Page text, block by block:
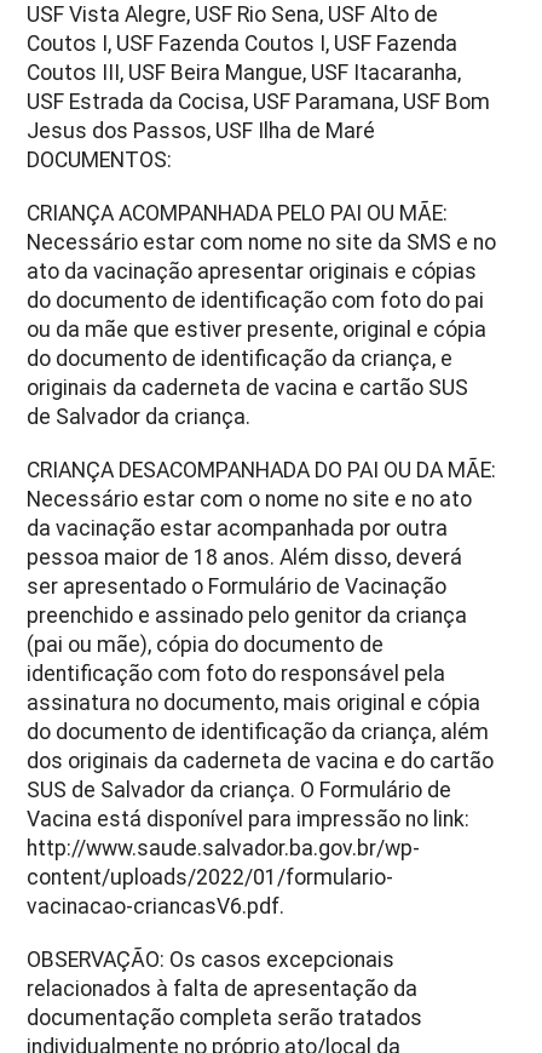
USF Vista Alegre, USF Rio Sena, USF Alto de
Coutos I, USF Fazenda Coutos I, USF Fazenda
Coutos III, USF Beira Mangue, USF Itacaranha,
USF Estrada da Cocisa, USF Paramana, USF Bom
Jesus dos Passos, USF Ilha de Maré
DOCUMENTOS:
CRIANÇA ACOMPANHADA PELO PAI OU MÃE:
Necessário estar com nome no site da SMS e no
ato da vacinação apresentar originais e cópias
do documento de identificação com foto do pai
ou da mãe que estiver presente, original e cópia
do documento de identificação da criança, e
originais da caderneta de vacina e cartão SUS
de Salvador da criança.
CRIANÇA DESACOMPANHADA DO PAI OU DA MÃE:
Necessário estar com o nome no site e no ato
da vacinação estar acompanhada por outra
pessoa maior de 18 anos. Além disso, deverá
ser apresentado o Formulário de Vacinação
preenchido e assinado pelo genitor da criança
(pai ou mãe), cópia do documento de
identificação com foto do responsável pela
assinatura no documento, mais original e cópia
do documento de identificação da criança, além
dos originais da caderneta de vacina e do cartão
SUS de Salvador da criança. O Formulário de
Vacina está disponível para impressão no link:
http://www.saude.salvador.ba.gov.br/wp-
content/uploads/2022/01/formulario-
vacinacao-criancasV6.pdf.
OBSERVAÇÃO: Os casos excepcionais
relacionados à falta de apresentação da
documentação completa serão tratados
individualmente no próprio ato/local da